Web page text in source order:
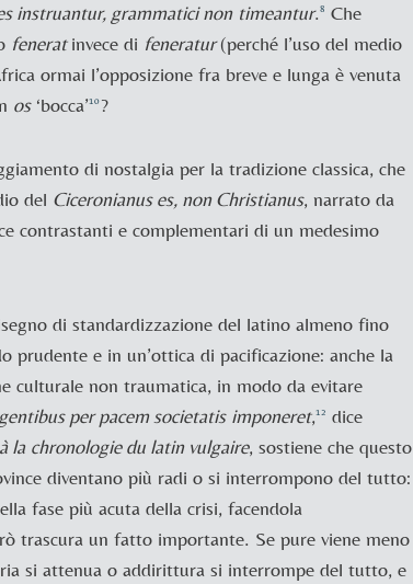
instruantur, grammatici non timeantur. 8 Che
feneratinvece di feneratur(perché l’uso del medio
ormai l’opposizione fra breve e lunga è venuta
os‘bocca’10 ?
di nostalgia per la tradizione classica, che
del Ciceronianus es, non Christianus, narrato da
contrastanti e complementari di un medesimo
di standardizzazione del latino almeno fino
e in un’ottica di pacificazione: anche la
culturale non traumatica, in modo da evitare
per pacem societatis imponeret,12 dice
à la chronologie du latin vulgaire, sostiene che questo
diventano più radi o si interrompono del tutto:
fase più acuta della crisi, facendola
trascura un fatto importante. Se pure viene meno
si attenua o addirittura si interrompe del tutto, e